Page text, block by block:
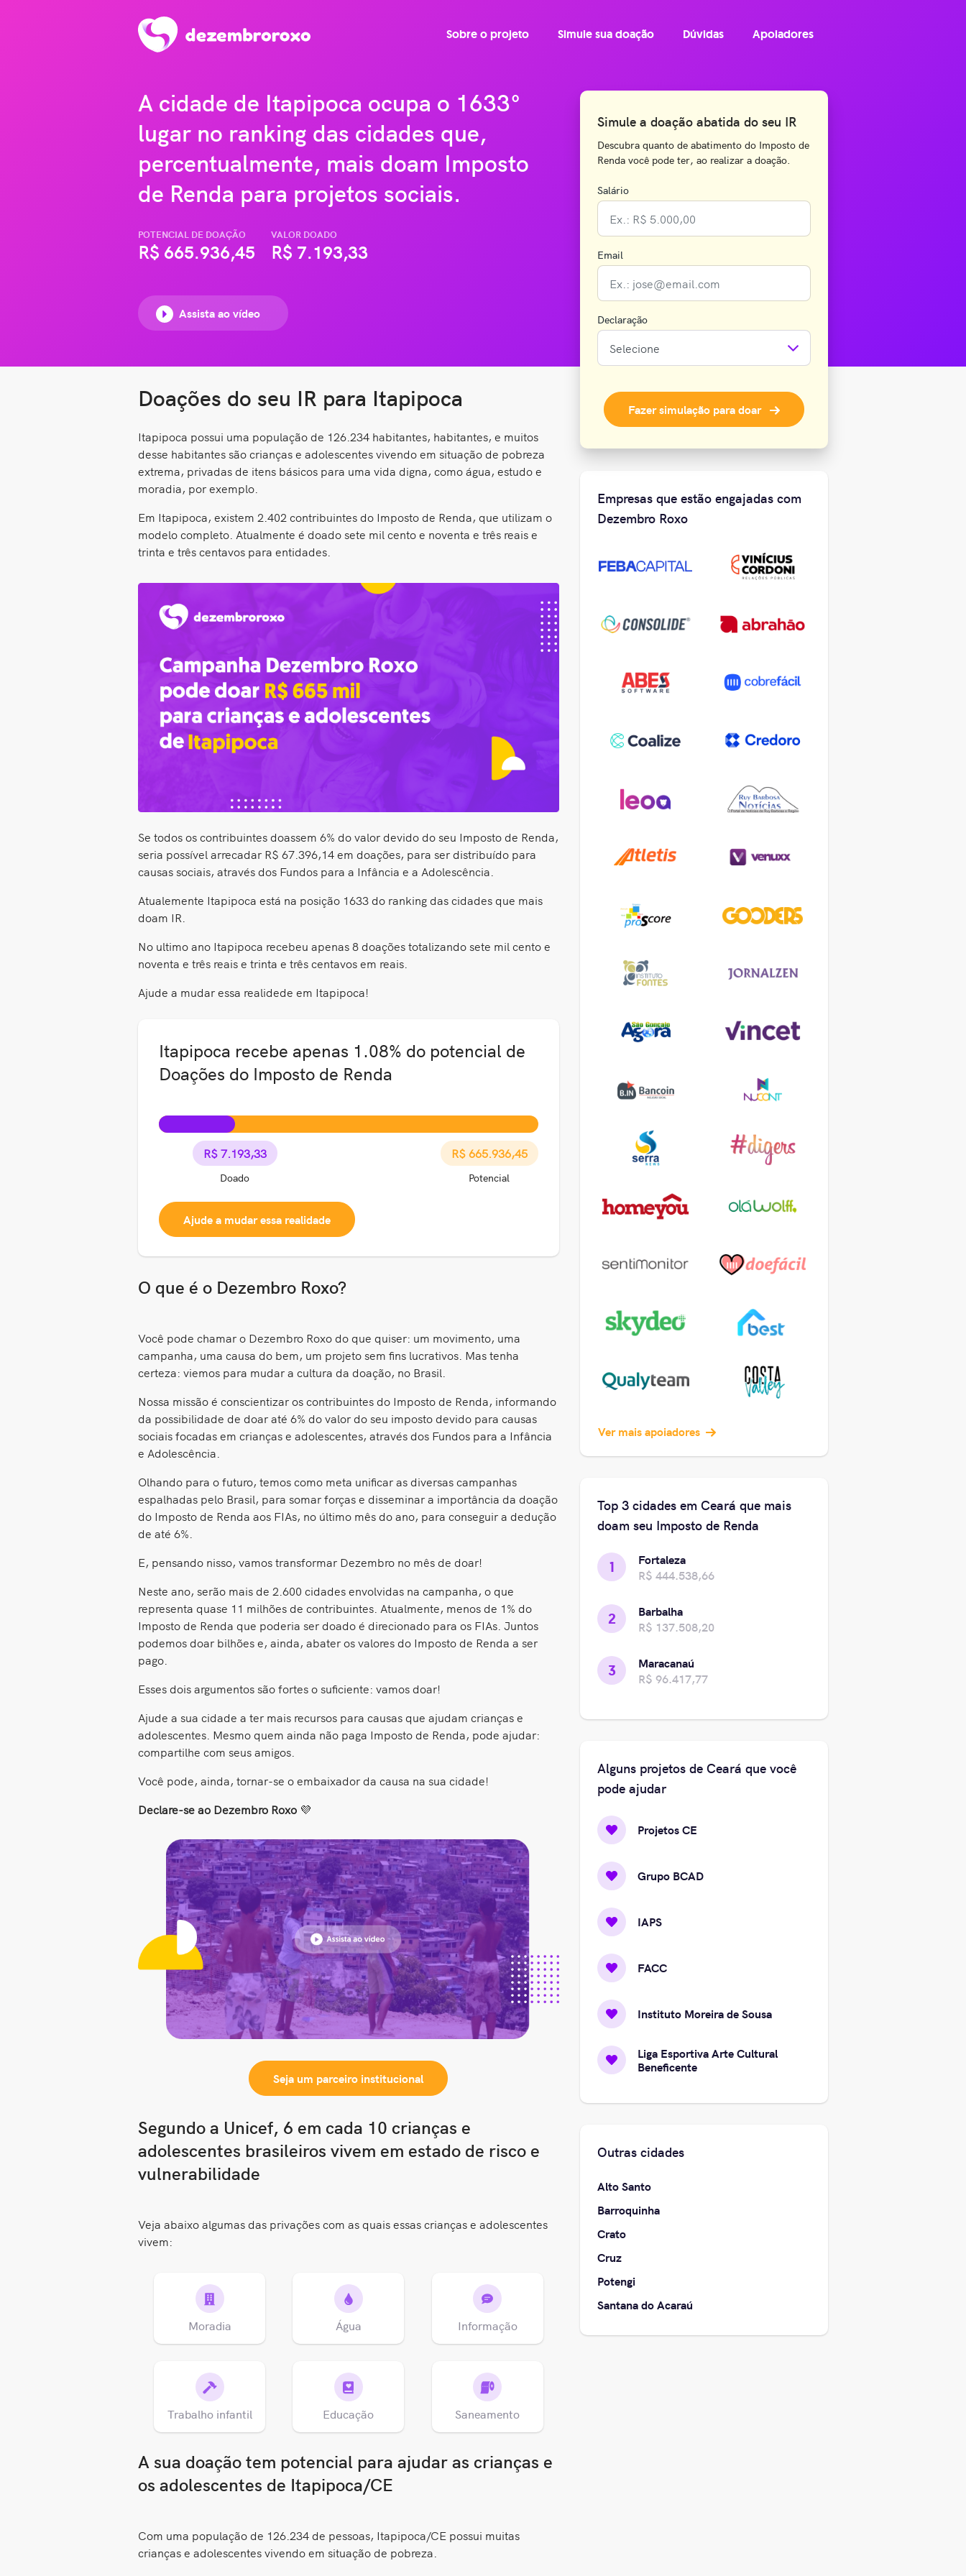
Sobre o projeto Simule sua doação Dúvidas Apoiadores
Doações do seu IR para Itapipoca
Itapipoca possui uma população de 126.234 habitantes, habitantes, e muitos
desse habitantes são crianças e adolescentes vivendo em situação de pobreza
extrema, privadas de itens básicos para uma vida digna, como água, estudo e
moradia, por exemplo.
Em Itapipoca, existem 2.402 contribuintes do Imposto de Renda, que utilizam o
modelo completo. Atualmente é doado sete mil cento e noventa e três reais e
trinta e três centavos para entidades.
Se todos os contribuintes doassem 6% do valor devido do seu Imposto de Renda,
seria possível arrecadar R$ 67.396,14 em doações, para ser distribuído para
causas sociais, através dos Fundos para a Infância e a Adolescência.
Atualemente Itapipoca está na posição 1633 do ranking das cidades que mais
doam IR.
No ultimo ano Itapipoca recebeu apenas 8 doações totalizando sete mil cento e
noventa e três reais e trinta e três centavos em reais.
Ajude a mudar essa realidede em Itapipoca!
Itapipoca recebe apenas 1.08% do potencial de
Doações do Imposto de Renda
R$ 7.193,33
Doado
R$ 665.936,45
Potencial
Ajude a mudar essa realidade
O que é o Dezembro Roxo?
Você pode chamar o Dezembro Roxo do que quiser: um movimento, uma
campanha, uma causa do bem, um projeto sem fins lucrativos. Mas tenha
certeza: viemos para mudar a cultura da doação, no Brasil.
Nossa missão é conscientizar os contribuintes do Imposto de Renda, informando
da possibilidade de doar até 6% do valor do seu imposto devido para causas
sociais focadas em crianças e adolescentes, através dos Fundos para a Infância
e Adolescência.
Olhando para o futuro, temos como meta unificar as diversas campanhas
espalhadas pelo Brasil, para somar forças e disseminar a importância da doação
do Imposto de Renda aos FIAs, no último mês do ano, para conseguir a dedução
de até 6%.
E, pensando nisso, vamos transformar Dezembro no mês de doar!
Neste ano, serão mais de 2.600 cidades envolvidas na campanha, o que
representa quase 11 milhões de contribuintes. Atualmente, menos de 1% do
Imposto de Renda que poderia ser doado é direcionado para os FIAs. Juntos
podemos doar bilhões e, ainda, abater os valores do Imposto de Renda a ser
pago.
Esses dois argumentos são fortes o suficiente: vamos doar!
Ajude a sua cidade a ter mais recursos para causas que ajudam crianças e
adolescentes. Mesmo quem ainda não paga Imposto de Renda, pode ajudar:
compartilhe com seus amigos.
Você pode, ainda, tornar-se o embaixador da causa na sua cidade!
Declare-se ao Dezembro Roxo 💜
Seja um parceiro institucional
Segundo a Unicef, 6 em cada 10 crianças e
adolescentes brasileiros vivem em estado de risco e
vulnerabilidade
Veja abaixo algumas das privações com as quais essas crianças e adolescentes
vivem:
Moradia Água Informação
Trabalho infantil Educação Saneamento
A sua doação tem potencial para ajudar as crianças e
os adolescentes de Itapipoca/CE
Com uma população de 126.234 de pessoas, Itapipoca/CE possui muitas
crianças e adolescentes vivendo em situação de pobreza.
Empresas que estão engajadas com
Dezembro Roxo
Ver mais apoiadores
Top 3 cidades em Ceará que mais
doam seu Imposto de Renda
1
Fortaleza
R$ 444.538,66
2
Barbalha
R$ 137.508,20
3
Maracanaú
R$ 96.417,77
Alguns projetos de Ceará que você
pode ajudar
Projetos CE
Grupo BCAD
IAPS
FACC
Instituto Moreira de Sousa
Liga Esportiva Arte Cultural
Beneficente
Outras cidades
Alto Santo
Barroquinha
Crato
Cruz
Potengi
Santana do Acaraú
A cidade de Itapipoca ocupa o 1633°
lugar no ranking das cidades que,
percentualmente, mais doam Imposto
de Renda para projetos sociais.
POTENCIAL DE DOAÇÃO
R$ 665.936,45
VALOR DOADO
R$ 7.193,33
Assista ao vídeo
Simule a doação abatida do seu IR
Descubra quanto de abatimento do Imposto de
Renda você pode ter, ao realizar a doação.
Salário
Email
Declaração
Fazer simulação para doar